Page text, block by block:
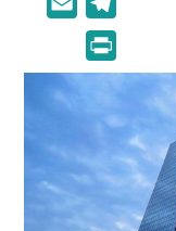
p
y
L
k
n
e
n
e
l
r
a
m
r
t